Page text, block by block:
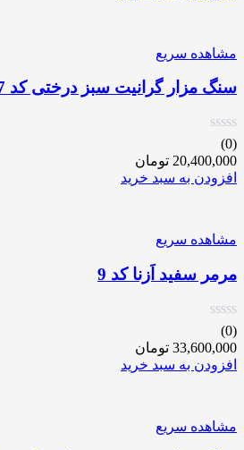
مشاهده سریع
سنگ مزار گرانیت سبز درختی کد 27
(0)
20,400,000 تومان
افزودن به سبد خرید
مشاهده سریع
مرمر سفید اَزنا کد 9
(0)
33,600,000 تومان
افزودن به سبد خرید
مشاهده سریع